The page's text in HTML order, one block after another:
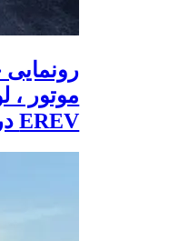
موتور ،
EREV در ایران